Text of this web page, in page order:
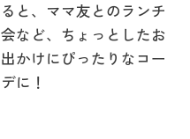
ると、ママ友とのランチ
会など、ちょっとしたお
出かけにぴったりなコー
デに！